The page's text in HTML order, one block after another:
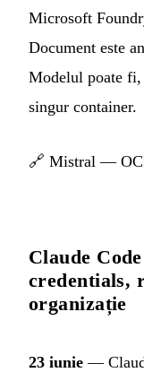
Microsoft
Document este
Modelul poate fi,
singur container.
🔗 Mistral —
Claude
credentials,
organizație
23 iunie —